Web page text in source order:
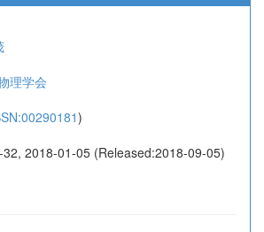
理学会
)
2018-01-05 (Released:2018-09-05)